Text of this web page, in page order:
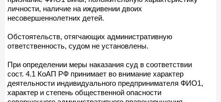
личности, наличие на иждивении двоих
несовершеннолетних детей.
Обстоятельств, отягчающих административную
ответственность, судом не установлены.
При определении меры наказания суд в соответствии
сост. 4.1 КоАП РФ принимает во внимание характер
деятельности индивидуального предпринимателя ФИО1,
характер и степень общественной опасности